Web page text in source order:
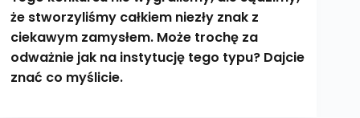
że stworzyliśmy całkiem niezły znak z
ciekawym zamysłem. Może trochę za
odważnie jak na instytucję tego typu? Dajcie
znać co myślicie.